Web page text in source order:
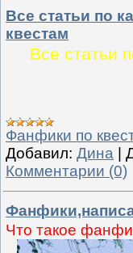
Все статьи по
квестам
Все статьи
Фанфики по
Добавил: Дина
Комментарии (0)
Что такое